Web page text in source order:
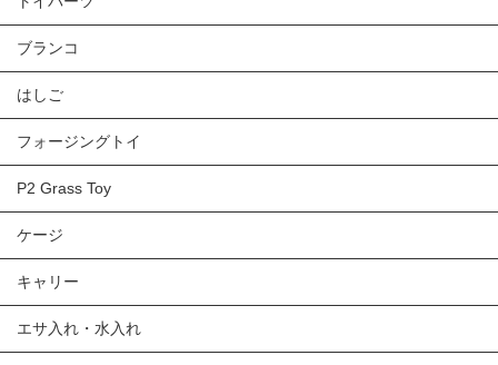
ブランコ
はしご
フォージングトイ
P2 Grass Toy
ケージ
キャリー
エサ入れ・水入れ